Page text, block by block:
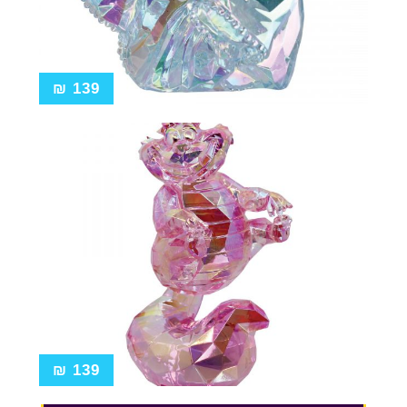
139
₪
139
₪